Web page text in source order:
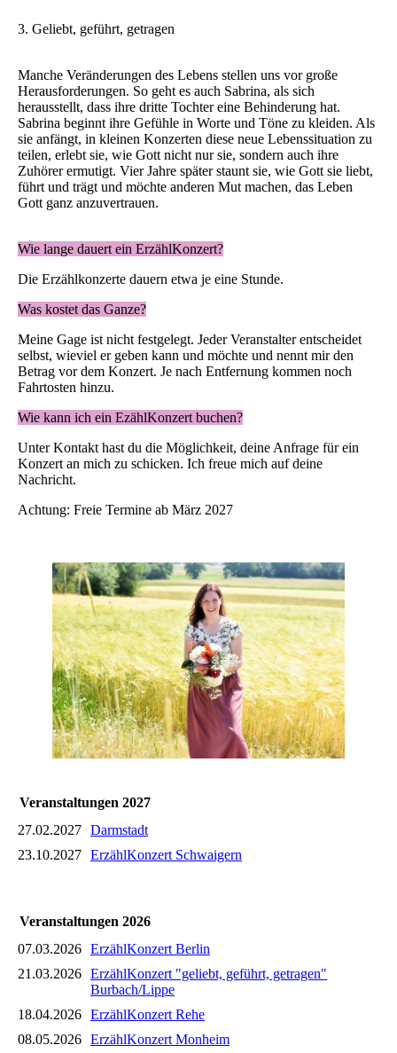
3. Geliebt, geführt, getragen
Manche Veränderungen des Lebens stellen uns vor große
Herausforderungen. So geht es auch Sabrina, als sich
herausstellt, dass ihre dritte Tochter eine Behinderung hat.
Sabrina beginnt ihre Gefühle in Worte und Töne zu kleiden. Als
sie anfängt, in kleinen Konzerten diese neue Lebenssituation zu
teilen, erlebt sie, wie Gott nicht nur sie, sondern auch ihre
Zuhörer ermutigt. Vier Jahre später staunt sie, wie Gott sie liebt,
führt und trägt und möchte anderen Mut machen, das Leben
Gott ganz anzuvertrauen.
Wie lange dauert ein ErzählKonzert?
Die Erzählkonzerte dauern etwa je eine Stunde.
Was kostet das Ganze?
Meine Gage ist nicht festgelegt. Jeder Veranstalter entscheidet
selbst, wieviel er geben kann und möchte und nennt mir den
Betrag vor dem Konzert. Je nach Entfernung kommen noch
Fahrtosten hinzu.
Wie kann ich ein EzählKonzert buchen?
Unter Kontakt hast du die Möglichkeit, deine Anfrage für ein
Konzert an mich zu schicken. Ich freue mich auf deine
Nachricht.
Achtung: Freie Termine ab März 2027
Veranstaltungen 2027
27.02.2027 Darmstadt
23.10.2027 ErzählKonzert Schwaigern
Veranstaltungen 2026
07.03.2026 ErzählKonzert Berlin
21.03.2026 ErzählKonzert "geliebt, geführt, getragen"
Burbach/Lippe
18.04.2026 ErzählKonzert Rehe
08.05.2026 ErzählKonzert Monheim